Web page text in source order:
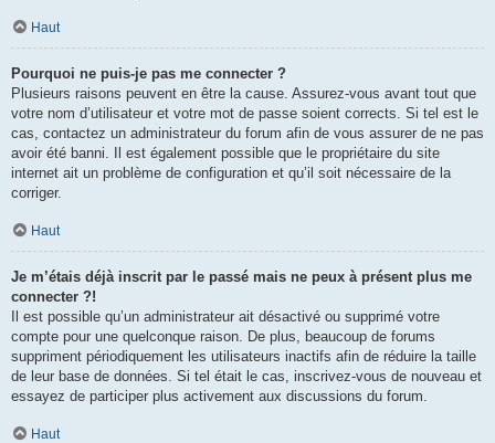
Haut
Pourquoi ne puis-je pas me connecter ?
Plusieurs raisons peuvent en être la cause. Assurez-vous avant tout que
votre nom d’utilisateur et votre mot de passe soient corrects. Si tel est le
cas, contactez un administrateur du forum afin de vous assurer de ne pas
avoir été banni. Il est également possible que le propriétaire du site
internet ait un problème de configuration et qu’il soit nécessaire de la
corriger.
Haut
Je m’étais déjà inscrit par le passé mais ne peux à présent plus me
connecter ?!
Il est possible qu’un administrateur ait désactivé ou supprimé votre
compte pour une quelconque raison. De plus, beaucoup de forums
suppriment périodiquement les utilisateurs inactifs afin de réduire la taille
de leur base de données. Si tel était le cas, inscrivez-vous de nouveau et
essayez de participer plus activement aux discussions du forum.
Haut